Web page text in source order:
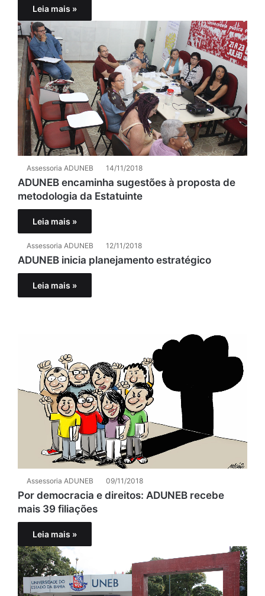
Leia mais »
Assessoria ADUNEB 14/11/2018
ADUNEB encaminha sugestões à proposta de
metodologia da Estatuinte
Leia mais »
Assessoria ADUNEB 12/11/2018
ADUNEB inicia planejamento estratégico
Leia mais »
Assessoria ADUNEB 09/11/2018
Por democracia e direitos: ADUNEB recebe
mais 39 filiações
Leia mais »